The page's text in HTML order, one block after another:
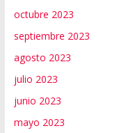
octubre 2023
septiembre 2023
agosto 2023
julio 2023
junio 2023
mayo 2023